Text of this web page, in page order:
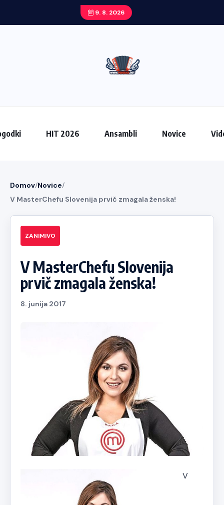
9. 8. 2026
HIT 2026 Ansambli Novice
Domov/Novice/
V MasterChefu Slovenija prvič zmagala ženska!
ZANIMIVO
V MasterChefu Slovenija
prvič zmagala ženska!
8. junija 2017
V